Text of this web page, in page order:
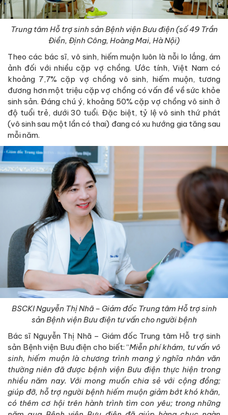
Trung tâm Hỗ trợ sinh sản Bệnh viện Bưu điện (số 49 Trần
Điền, Định Công, Hoàng Mai, Hà Nội)
Theo các bác sĩ, vô sinh, hiếm muộn luôn là nỗi lo lắng, ám
ảnh đối với nhiều cặp vợ chồng. Ước tính, Việt Nam có
khoảng 7,7% cặp vợ chồng vô sinh, hiếm muộn, tương
đương hơn một triệu cặp vợ chồng có vấn đề về sức khỏe
sinh sản. Đáng chú ý, khoảng 50% cặp vợ chồng vô sinh ở
độ tuổi trẻ, dưới 30 tuổi. Đặc biệt, tỷ lệ vô sinh thứ phát
(vô sinh sau một lần có thai) đang có xu hướng gia tăng sau
mỗi năm.
BSCKI Nguyễn Thị Nhã – Giám đốc Trung tâm Hỗ trợ sinh
sản Bệnh viện Bưu điện tư vấn cho người bệnh
Bác sĩ Nguyễn Thị Nhã – Giám đốc Trung tâm Hỗ trợ sinh
sản Bệnh viện Bưu điện cho biết: “Miễn phí khám, tư vấn vô
sinh, hiếm muộn là chương trình mang ý nghĩa nhân văn
thường niên đã được bệnh viện Bưu điện thực hiện trong
nhiều năm nay. Với mong muốn chia sẻ với cộng đồng;
giúp đỡ, hỗ trợ người bệnh hiếm muộn giảm bớt khó khăn,
có thêm cơ hội trên hành trình tìm con yêu; trong những